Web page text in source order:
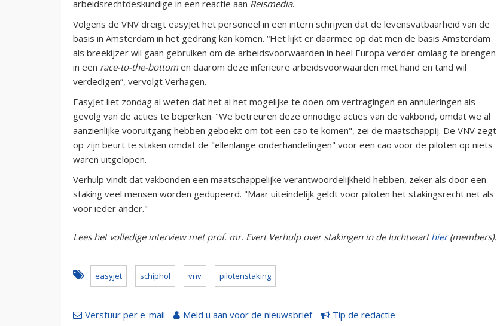
arbeidsrechtdeskundige in een reactie aan Reismedia.
Volgens de VNV dreigt easyJet het personeel in een intern schrijven dat de levensvatbaarheid van de
basis in Amsterdam in het gedrang kan komen. “Het lijkt er daarmee op dat men de basis Amsterdam
als breekijzer wil gaan gebruiken om de arbeidsvoorwaarden in heel Europa verder omlaag te brengen
in een race-to-the-bottom en daarom deze inferieure arbeidsvoorwaarden met hand en tand wil
verdedigen”, vervolgt Verhagen.
EasyJet liet zondag al weten dat het al het mogelijke te doen om vertragingen en annuleringen als
gevolg van de acties te beperken. "We betreuren deze onnodige acties van de vakbond, omdat we al
aanzienlijke vooruitgang hebben geboekt om tot een cao te komen", zei de maatschappij. De VNV zegt
op zijn beurt te staken omdat de "ellenlange onderhandelingen" voor een cao voor de piloten op niets
waren uitgelopen.
Verhulp vindt dat vakbonden een maatschappelijke verantwoordelijkheid hebben, zeker als door een
staking veel mensen worden gedupeerd. "Maar uiteindelijk geldt voor piloten het stakingsrecht net als
voor ieder ander."
Lees het volledige interview met prof. mr. Evert Verhulp over stakingen in de luchtvaarthier(members).
easyjet schiphol vnv pilotenstaking
Verstuur per e-mail Meld u aan voor de nieuwsbrief Tip de redactie